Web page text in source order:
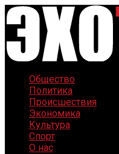
Общество
Политика
Происшествия
Экономика
Культура
Спорт
О нас